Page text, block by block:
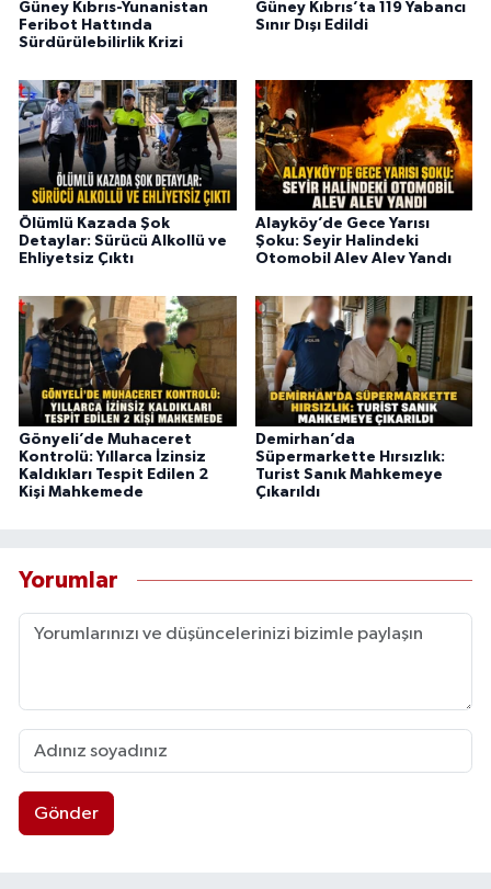
Güney Kıbrıs-Yunanistan
Feribot Hattında
Sürdürülebilirlik Krizi
Güney Kıbrıs’ta 119 Yabancı
Sınır Dışı Edildi
Ölümlü Kazada Şok
Detaylar: Sürücü Alkollü ve
Ehliyetsiz Çıktı
Alayköy’de Gece Yarısı
Şoku: Seyir Halindeki
Otomobil Alev Alev Yandı
Gönyeli’de Muhaceret
Kontrolü: Yıllarca İzinsiz
Kaldıkları Tespit Edilen 2
Kişi Mahkemede
Demirhan’da
Süpermarkette Hırsızlık:
Turist Sanık Mahkemeye
Çıkarıldı
Yorumlar
Gönder